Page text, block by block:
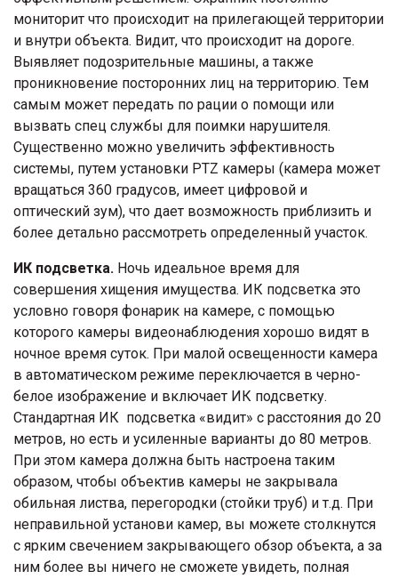
мониторит что происходит на прилегающей территории
и внутри объекта. Видит, что происходит на дороге.
Выявляет подозрительные машины, а также
проникновение посторонних лиц на территорию. Тем
самым может передать по рации о помощи или
вызвать спец службы для поимки нарушителя.
Существенно можно увеличить эффективность
системы, путем установки PTZ камеры (камера может
вращаться 360 градусов, имеет цифровой и
оптический зум), что дает возможность приблизить и
более детально рассмотреть определенный участок.
ИК подсветка. Ночь идеальное время для
совершения хищения имущества. ИК подсветка это
условно говоря фонарик на камере, с помощью
которого камеры видеонаблюдения хорошо видят в
ночное время суток. При малой освещенности камера
в автоматическом режиме переключается в черно-
белое изображение и включает ИК подсветку.
Стандартная ИК подсветка «видит» с расстояния до 20
метров, но есть и усиленные варианты до 80 метров.
При этом камера должна быть настроена таким
образом, чтобы объектив камеры не закрывала
обильная листва, перегородки (стойки труб) и т.д. При
неправильной установи камер, вы можете столкнутся
с ярким свечением закрывающего обзор объекта, а за
ним более вы ничего не сможете увидеть, полная